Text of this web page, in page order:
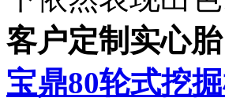
客户定制实心胎
宝鼎80轮式挖